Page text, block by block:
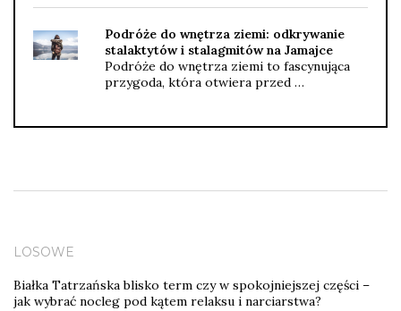
Podróże do wnętrza ziemi: odkrywanie
stalaktytów i stalagmitów na Jamajce
Podróże do wnętrza ziemi to fascynująca
przygoda, która otwiera przed …
LOSOWE
Białka Tatrzańska blisko term czy w spokojniejszej części –
jak wybrać nocleg pod kątem relaksu i narciarstwa?